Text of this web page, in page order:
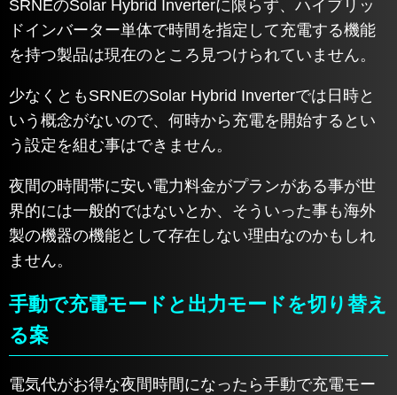
SRNEのSolar Hybrid Inverterに限らず、ハイブリッ
ドインバーター単体で時間を指定して充電する機能
を持つ製品は現在のところ見つけられていません。
少なくともSRNEのSolar Hybrid Inverterでは日時と
いう概念がないので、何時から充電を開始するとい
う設定を組む事はできません。
夜間の時間帯に安い電力料金がプランがある事が世
界的には一般的ではないとか、そういった事も海外
製の機器の機能として存在しない理由なのかもしれ
ません。
手動で充電モードと出力モードを切り替え
る案
電気代がお得な夜間時間になったら手動で充電モー